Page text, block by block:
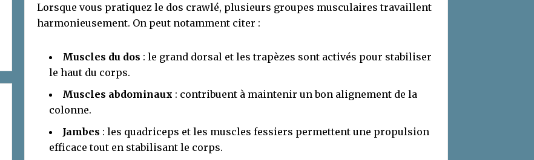
Lorsque vous pratiquez le dos crawlé, plusieurs groupes musculaires travaillent
harmonieusement. On peut notamment citer :
Muscles du dos : le grand dorsal et les trapèzes sont activés pour stabiliser
le haut du corps.
Muscles abdominaux : contribuent à maintenir un bon alignement de la
colonne.
Jambes : les quadriceps et les muscles fessiers permettent une propulsion
efficace tout en stabilisant le corps.